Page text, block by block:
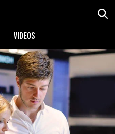
VIDEOS